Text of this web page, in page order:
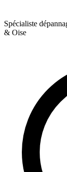
Spécialiste
& Oise